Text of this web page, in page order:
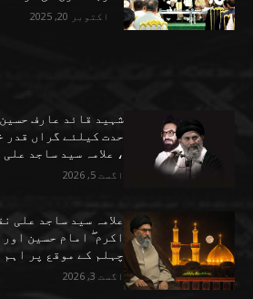
اکتوبر 20, 2025
شہید قائد عارف
حدت کیلئے گراں قدر
، علامہ سید ساجد
اگست 5, 2026
علامہ سید ساجد علی
اکرم ۖ امام حسین اور
چہلم کے موقع پر اہم
اگست 3, 2026